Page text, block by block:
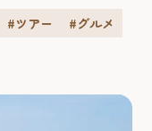
化と味覚を堪能
久留米市内を一
#ツアー
#グルメ